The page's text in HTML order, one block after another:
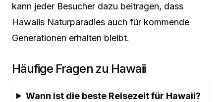
kann jeder Besucher dazu beitragen, dass
Hawaiis Naturparadies auch für kommende
Generationen erhalten bleibt.
Häufige Fragen zu Hawaii
Wann ist die beste Reisezeit für Hawaii?